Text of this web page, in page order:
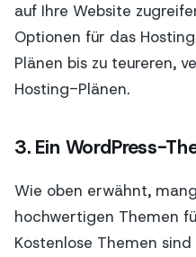
auf Ihre Website
Optionen für das
Plänen bis zu teureren,
Hosting-Plänen.
3. Ein WordPress-
Wie oben erwähnt,
hochwertigen Themen
Kostenlose Themen